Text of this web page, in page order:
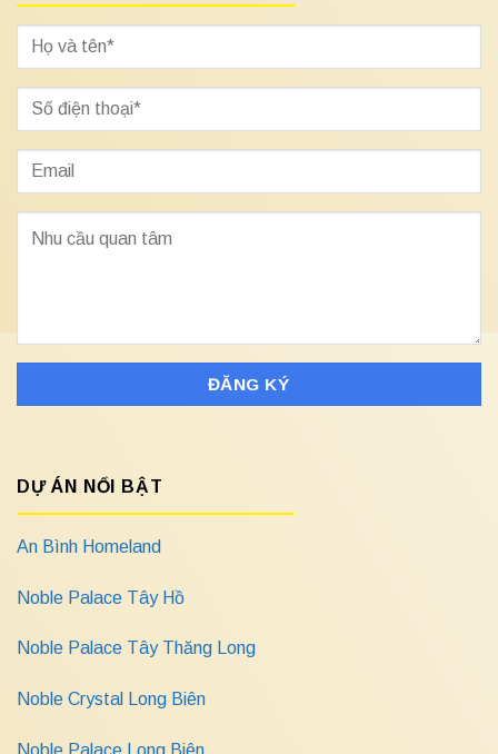
DỰ ÁN NỔI BẬT
An Bình Homeland
Noble Palace Tây Hồ
Noble Palace Tây Thăng Long
Noble Crystal Long Biên
Noble Palace Long Biên